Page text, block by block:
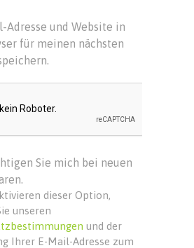
Adresse und Website in
für meinen nächsten
Sie mich bei neuen
dieser Option,
unseren
und der
Ihrer E-Mail-Adresse zum